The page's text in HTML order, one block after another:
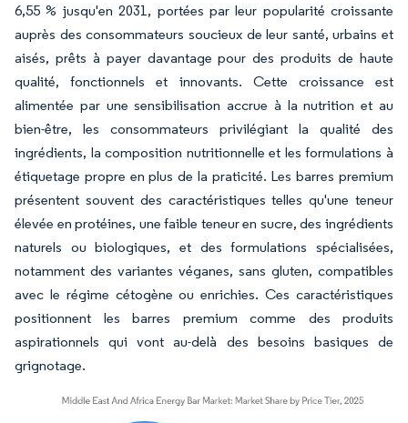
6,55 % jusqu'en 2031, portées par leur popularité croissante
auprès des consommateurs soucieux de leur santé, urbains et
aisés, prêts à payer davantage pour des produits de haute
qualité, fonctionnels et innovants. Cette croissance est
alimentée par une sensibilisation accrue à la nutrition et au
bien-être, les consommateurs privilégiant la qualité des
ingrédients, la composition nutritionnelle et les formulations à
étiquetage propre en plus de la praticité. Les barres premium
présentent souvent des caractéristiques telles qu'une teneur
élevée en protéines, une faible teneur en sucre, des ingrédients
naturels ou biologiques, et des formulations spécialisées,
notamment des variantes véganes, sans gluten, compatibles
avec le régime cétogène ou enrichies. Ces caractéristiques
positionnent les barres premium comme des produits
aspirationnels qui vont au-delà des besoins basiques de
grignotage.